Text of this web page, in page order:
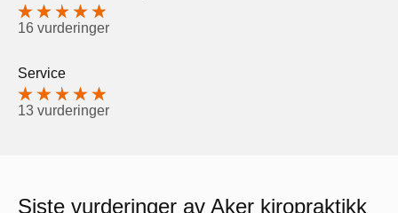
16 vurderinger
Service
13 vurderinger
Siste vurderinger av Aker kiropraktikk